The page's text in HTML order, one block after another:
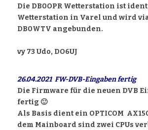
Die DB0OPR Wetterstation ist
Wetterstation in Varel und wird via
DB0WTV angebunden.
vy 73 Udo, DO6UJ
26.04.2021 FW-DVB-Eingaben fertig
Die Firmware für die neuen DVB
fertig 🙂
Als Basis dient ein OPTICOM
dem Mainboard sind zwei CPUs